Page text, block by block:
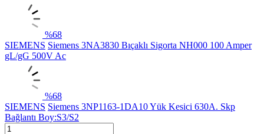
%68
SIEMENS Siemens 3NA3830 Bıçaklı Sigorta NH000 100 Amper
gL/gG 500V Ac
%68
SIEMENS Siemens 3NP1163-1DA10 Yük Kesici 630A. Skp
Bağlantı Boy:S3/S2